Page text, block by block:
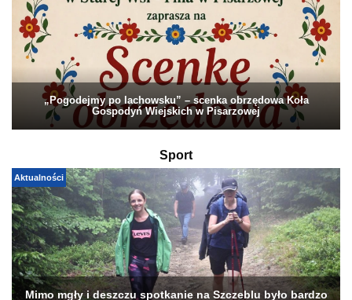
„Pogodejmy po lachowsku” – scenka obrzędowa Koła
Gospodyń Wiejskich w Pisarzowej
Sport
Aktualności
Mimo mgły i deszczu spotkanie na Szczeblu było bardzo